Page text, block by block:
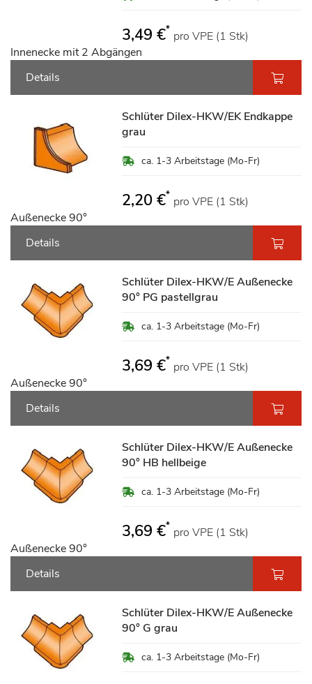
3,49 €* pro VPE (1 Stk)
Innenecke mit 2 Abgängen
Details
Schlüter Dilex-HKW/EK Endkappe
grau
ca. 1-3 Arbeitstage (Mo-Fr)
2,20 €* pro VPE (1 Stk)
Außenecke 90°
Details
Schlüter Dilex-HKW/E Außenecke
90° PG pastellgrau
ca. 1-3 Arbeitstage (Mo-Fr)
3,69 €* pro VPE (1 Stk)
Außenecke 90°
Details
Schlüter Dilex-HKW/E Außenecke
90° HB hellbeige
ca. 1-3 Arbeitstage (Mo-Fr)
3,69 €* pro VPE (1 Stk)
Außenecke 90°
Details
Schlüter Dilex-HKW/E Außenecke
90° G grau
ca. 1-3 Arbeitstage (Mo-Fr)